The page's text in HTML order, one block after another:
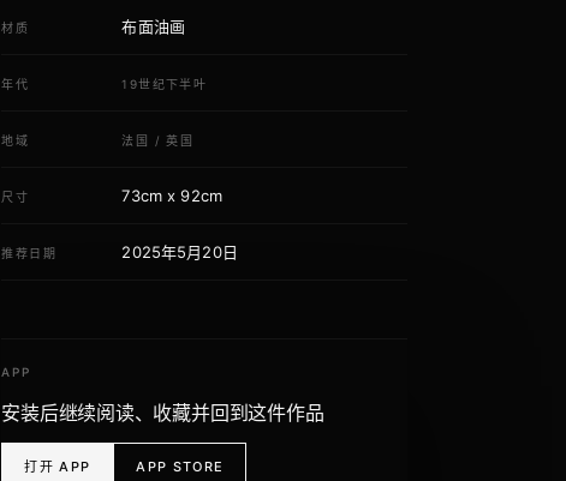
材质 布面油画
年代 19世纪下半叶
地域 法国 /英国
尺寸 73cm x 92cm
推荐日期 2025年5月20日
APP
安装后继续阅读、收藏并回到这件作品
打开 APP APP STORE